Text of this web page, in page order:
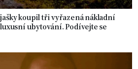
koupil tři vyřazená nákladní
ubytování. Podívejte se